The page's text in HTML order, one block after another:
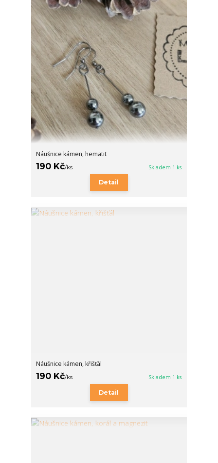
Náušnice kámen, hematit
190 Kč/ks Skladem 1 ks
Detail
Náušnice kámen, křišťál
190 Kč/ks Skladem 1 ks
Detail